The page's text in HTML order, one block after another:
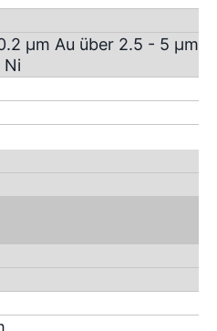
µm Au über 2.5 - 5 µm
Ni